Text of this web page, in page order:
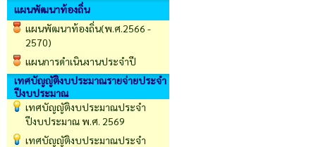
แผนพัฒนาท้องถิ่น
แผนพัฒนาท้องถิ่น(พ.ศ.2566 -
2570)
แผนการดำเนินงานประจำปี
เทศบัญญัติงบประมาณรายจ่ายประจำ
ปีงบประมาณ
เทศบัญญัติงบประมาณประจำ
ปีงบประมาณ พ.ศ. 2569
เทศบัญญัติงบประมาณประจำ